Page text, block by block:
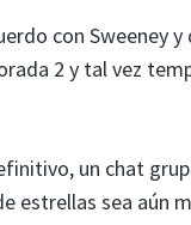
con Sweeney
2 y tal vez
un chat
estrellas sea aún